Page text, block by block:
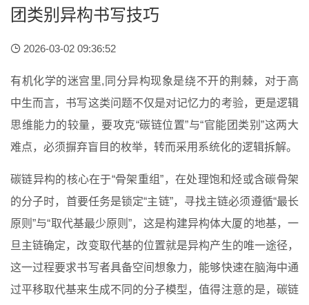
团类别异构书写技巧
2026-03-02 09:36:52
有机化学的迷宫里,同分异构现象是绕不开的荆棘，对于高
中生而言，书写这类问题不仅是对记忆力的考验，更是逻辑
思维能力的较量，要攻克“碳链位置”与“官能团类别”这两大
难点，必须摒弃盲目的枚举，转而采用系统化的逻辑拆解。
碳链异构的核心在于“骨架重组”，在处理饱和烃或含碳骨架
的分子时，首要任务是锁定“主链”，寻找主链必须遵循“最长
原则”与“取代基最少原则”，这是构建异构体大厦的地基，一
旦主链确定，改变取代基的位置就是异构产生的唯一途径，
这一过程要求书写者具备空间想象力，能够快速在脑海中通
过平移取代基来生成不同的分子模型，值得注意的是，碳链